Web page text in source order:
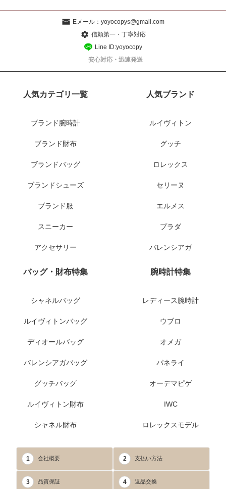
Eメール： yoyocopys@gmail.com
信頼第一・丁寧対応
Line ID:yoyocopy
安心対応・迅速発送
人気カテゴリ一覧
ブランド腕時計
ブランド財布
ブランドバッグ
ブランドシューズ
ブランド服
スニーカー
アクセサリー
人気ブランド
ルイヴィトン
グッチ
ロレックス
セリーヌ
エルメス
プラダ
バレンシアガ
バッグ・財布特集
シャネルバッグ
ルイヴィトンバッグ
ディオールバッグ
バレンシアガバッグ
グッチバッグ
ルイヴィトン財布
シャネル財布
腕時計特集
レディース腕時計
ウブロ
オメガ
パネライ
オーデマピゲ
IWC
ロレックスモデル
1 会社概要 2 支払い方法
3 品質保証 4 返品交換